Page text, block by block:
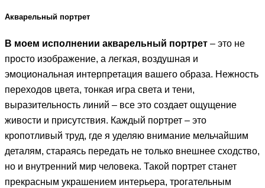
Акварельный портрет
В моем исполнении акварельный портрет – это не
просто изображение, а легкая, воздушная и
эмоциональная интерпретация вашего образа. Нежность
переходов цвета, тонкая игра света и тени,
выразительность линий – все это создает ощущение
живости и присутствия. Каждый портрет – это
кропотливый труд, где я уделяю внимание мельчайшим
деталям, стараясь передать не только внешнее сходство,
но и внутренний мир человека. Такой портрет станет
прекрасным украшением интерьера, трогательным